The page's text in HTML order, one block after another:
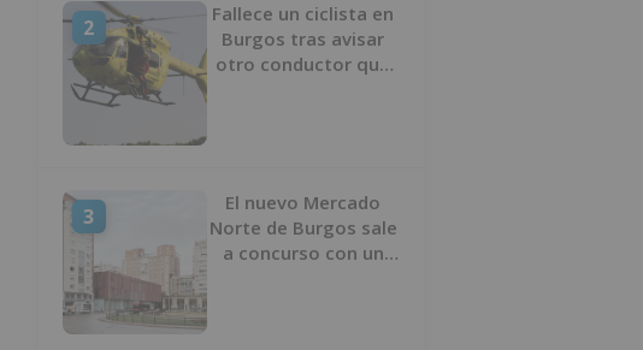
2
Fallece un ciclista en
Burgos tras avisar
otro conductor que
3
El nuevo Mercado
Norte de Burgos sale
a concurso con un